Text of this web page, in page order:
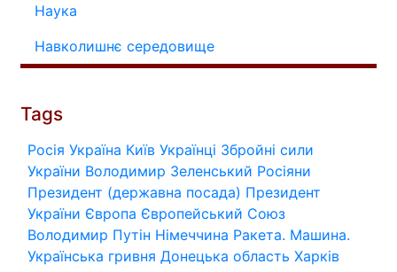
Наука
Навколишнє середовище
Tags
Росія Україна Київ Українці Збройні сили
України Володимир Зеленський Росіяни
Президент (державна посада) Президент
України Європа Європейський Союз
Володимир Путін Німеччина Ракета. Машина.
Українська гривня Донецька область Харків